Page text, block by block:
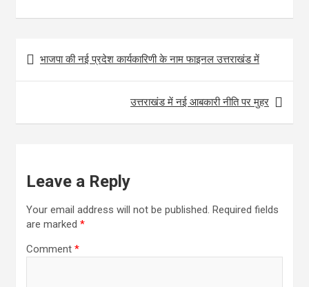
b
o
k
er
s
A
p
p
e
navigation
भाजपा की नई प्रदेश कार्यकारिणी के नाम फाइनल उत्तराखंड में
उत्तराखंड में नई आबकारी नीति पर मुहर
Leave a Reply
Your email address will not be published. Required fields
are marked *
Comment *